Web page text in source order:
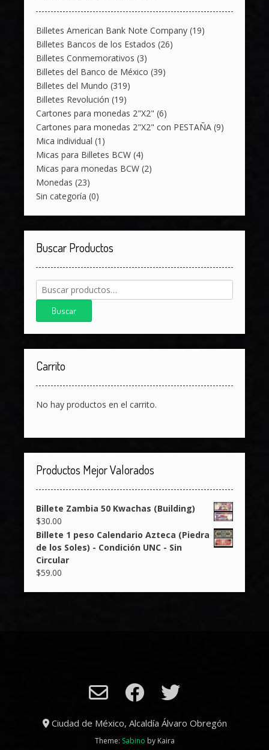
Billetes American Bank Note Company (19)
Billetes Bancos de los Estados (26)
Billetes Conmemorativos (3)
Billetes del Banco de México (39)
Billetes del Mundo (319)
Billetes Revolución (19)
Cartones para monedas 2"X2" (6)
Cartones para monedas 2"X2" con PESTAÑA (9)
Mica individual (1)
Micas para Billetes BCW (4)
Micas para monedas BCW (2)
Monedas (23)
Sin categoría (0)
Buscar Productos
Buscar
por:
Buscar
Carrito
No hay productos en el carrito.
Productos Mejor Valorados
Billete Zambia 50 Kwachas (Building)
$30.00
Billete 1 peso Calendario Azteca (Piedra
de los Soles) - Condición UNC - Sin
Circular
$59.00
Ciudad de México, Alcaldía Álvaro Obregón
Theme: Sabino by Kaira